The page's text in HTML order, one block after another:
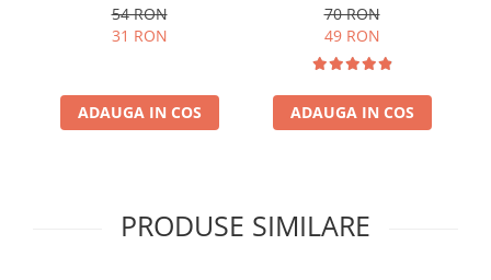
54 RON
31 RON
ADAUGA IN COS
70 RON
49 RON
ADAUGA IN COS
PRODUSE SIMILARE